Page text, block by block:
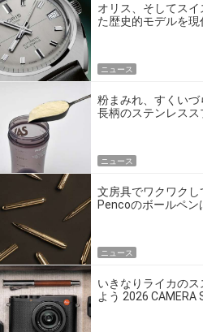
オリス、そしてス
た歴史的モデルを
ニュース
粉まみれ、すくい
長柄のステンレス
ニュース
文房具でワクワクし
Pencoのボールペ
ニュース
いきなりライカの
よう 2026 CAMERA